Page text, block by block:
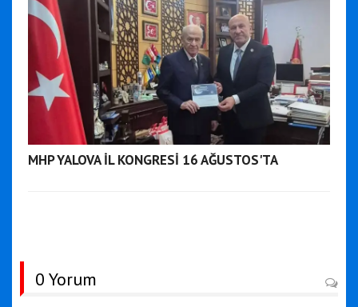
MHP YALOVA İL KONGRESİ 16 AĞUSTOS'TA
0 Yorum